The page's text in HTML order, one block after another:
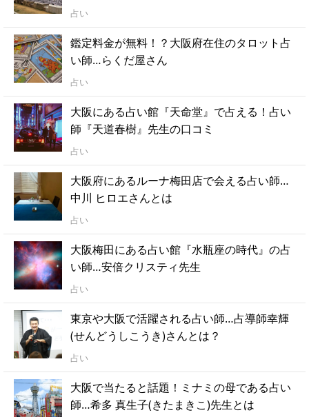
占い
鑑定料金が無料！？大阪府在住のタロット占
い師…らくだ屋さん
占い
大阪にある占い館『天命堂』で占える！占い
師『天道春樹』先生の口コミ
占い
大阪府にあるルーナ梅田店で会える占い師…
中川 ヒロエさんとは
占い
大阪梅田にある占い館『水瓶座の時代』の占
い師…安倍クリスティ先生
占い
東京や大阪で活躍される占い師…占導師幸輝
(せんどうしこうき)さんとは？
占い
大阪で当たると話題！ミナミの母である占い
師…希多 真生子(きたまきこ)先生とは